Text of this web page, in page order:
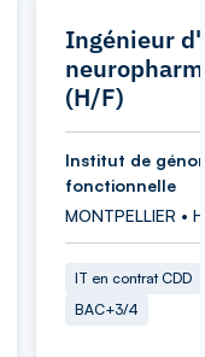
Ingénieur
(H/F)
Institut de
fonctionnelle
MONTPELLIER •
IT en contrat CDD
BAC+3/4